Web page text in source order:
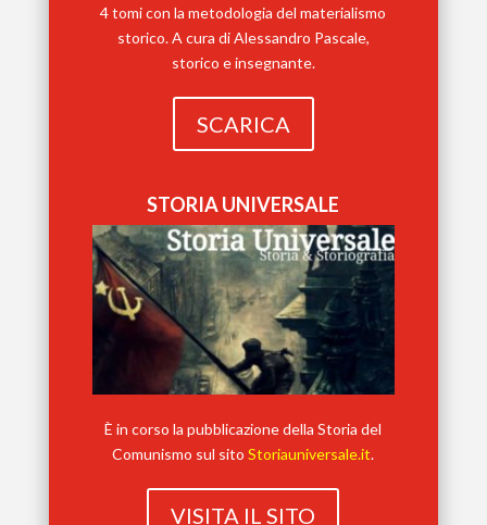
4 tomi con la metodologia del materialismo
storico. A cura di Alessandro Pascale,
storico e insegnante.
SCARICA
STORIA UNIVERSALE
È in corso la pubblicazione della Storia del
Comunismo sul sitoStoriauniversale.it.
VISITA IL SITO